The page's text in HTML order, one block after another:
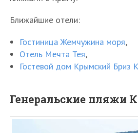
Ближайшие отели:
Гостиница Жемчужина моря,
Отель Мечта Тея,
Гостевой дом Крымский Бриз
Генеральские пляжи